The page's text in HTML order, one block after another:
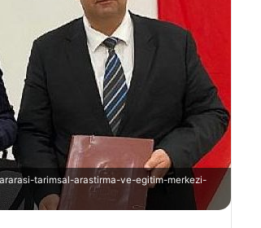
tarimsal-arastirma-ve-egitim-merkezi-